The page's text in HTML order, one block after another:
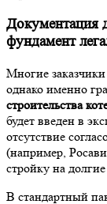
Документация
фундамент
Многие
однако именно
строительства
будет введен в
отсутствие
(например,
стройку на
В стандартный